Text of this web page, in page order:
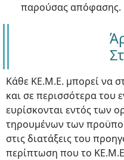
παρούσας απόφασης.
Κάθε ΚΕ.Μ.Ε. μπορεί να
και σε περισσότερα του
ευρίσκονται εντός των
τηρουμένων των
στις διατάξεις του
περίπτωση που το